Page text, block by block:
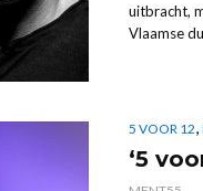
uitbracht,
Vlaamse
5 VOOR 12,
‘5